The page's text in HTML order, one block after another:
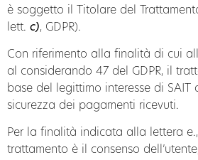
è soggetto il Titolare del
lett. c), GDPR).
Con riferimento alla finalità di cui
al considerando 47 del GDPR, il
base del legittimo interesse di SAIT
sicurezza dei pagamenti ricevuti.
Per la finalità indicata alla lettera
trattamento è il consenso